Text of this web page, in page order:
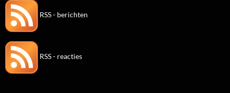
RSS - berichten
RSS - reacties